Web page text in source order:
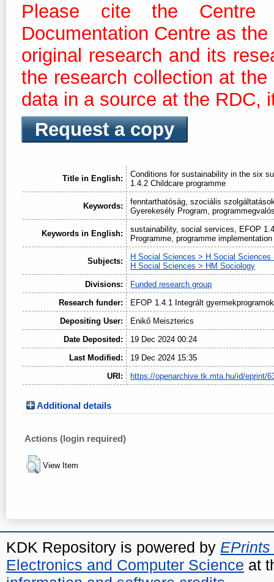
Please cite the Centre
Documentation Centre as
original research and its
the research collection at
data in a source at the RDC,
Request a copy
Title in English:
Conditions for sustainability in the six
1.4.2 Childcare programme
Keywords:
fenntarthatóság, szociális
Gyerekesély Program,
Keywords in English:
sustainability, social services, EFOP
Programme, programme implementation
Subjects:
H Social Sciences > H Social Sciences
H Social Sciences > HM Sociology
Divisions:
Funded research group
Research funder:
EFOP 1.4.1 Integrált
Depositing User:
Enikő Meiszterics
Date Deposited:
19 Dec 2024 00:24
Last Modified:
19 Dec 2024 15:35
URI:
https://openarchive.tk.mta.hu/id/eprint/
Additional details
Actions (login required)
View Item
KDK Repository is powered by EPrints
Electronics and Computer Science at